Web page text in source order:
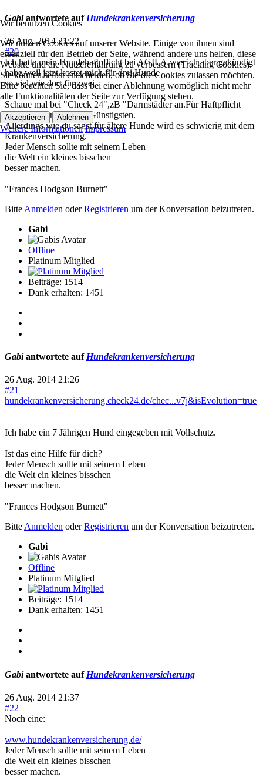
Gabiantwortete auf Hundekrankenversicherung
26 Aug. 2014 21:22
#20
Ich hatte mein Hundehaftpflicht bei AGILA,was ich aber gekündigt
habe,weil jetzt kostet mich für drei Hunde
so viel,wie dort für zwei.
Schaue mal bei "Check 24",zB "Darmstädter an.Für Haftpflicht
waren sie für mich die Günstigsten.
Allerdings,wie du sagst,für ältere Hunde wird es schwierig mit dem
Krankenversicherung.
Jeder Mensch sollte mit seinem Leben
die Welt ein kleines bisschen
besser machen.
"Frances Hodgson Burnett"
Bitte Anmelden oderRegistrieren um der Konversation beizutreten.
Gabi
Offline
Platinum Mitglied
Beiträge: 1514
Dank erhalten: 1451
Gabiantwortete auf Hundekrankenversicherung
26 Aug. 2014 21:26
#21
hundekrankenversicherung.check24.de/chec...v7j&isEvolution=true
Ich habe ein 7 Jährigen Hund eingegeben mit Vollschutz.
Ist das eine Hilfe für dich?
Jeder Mensch sollte mit seinem Leben
die Welt ein kleines bisschen
besser machen.
"Frances Hodgson Burnett"
BitteAnmelden oderRegistrieren um der Konversation beizutreten.
Gabi
Offline
Platinum Mitglied
Beiträge: 1514
Dank erhalten: 1451
Gabiantwortete auf Hundekrankenversicherung
26 Aug. 2014 21:37
#22
Noch eine:
www.hundekrankenversicherung.de/
Jeder Mensch sollte mit seinem Leben
die Welt ein kleines bisschen
besser machen.
Wir benutzen Cookies
Wir nutzen Cookies auf unserer Website. Einige von ihnen sind
essenziell für den Betrieb der Seite, während andere uns helfen, diese
Website und die Nutzererfahrung zu verbessern (Tracking Cookies).
Sie können selbst entscheiden, ob Sie die Cookies zulassen möchten.
Bitte beachten Sie, dass bei einer Ablehnung womöglich nicht mehr
alle Funktionalitäten der Seite zur Verfügung stehen.
Akzeptieren Ablehnen
Weitere Informationen Impressum